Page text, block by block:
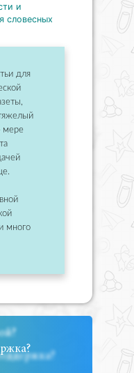
и
словесных
для
мере
много